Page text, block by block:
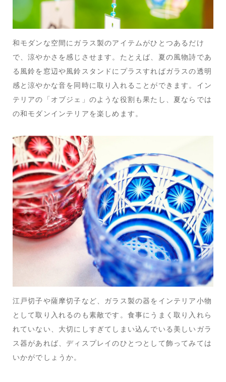
和モダンな空間にガラス製のアイテムがひとつあるだけ
で、涼やかさを感じさせます。たとえば、夏の風物詩であ
る風鈴を窓辺や風鈴スタンドにプラスすればガラスの透明
感と涼やかな音を同時に取り入れることができます。イン
テリアの「オブジェ」のような役割も果たし、夏ならでは
の和モダンインテリアを楽しめます。
江戸切子や薩摩切子など、ガラス製の器をインテリア小物
として取り入れるのも素敵です。食事にうまく取り入れら
れていない、大切にしすぎてしまい込んでいる美しいガラ
ス器があれば、ディスプレイのひとつとして飾ってみては
いかがでしょうか。